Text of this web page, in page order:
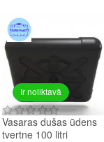
Ir noliktavā
Vasaras dušas ūdens
tvertne 100 litri